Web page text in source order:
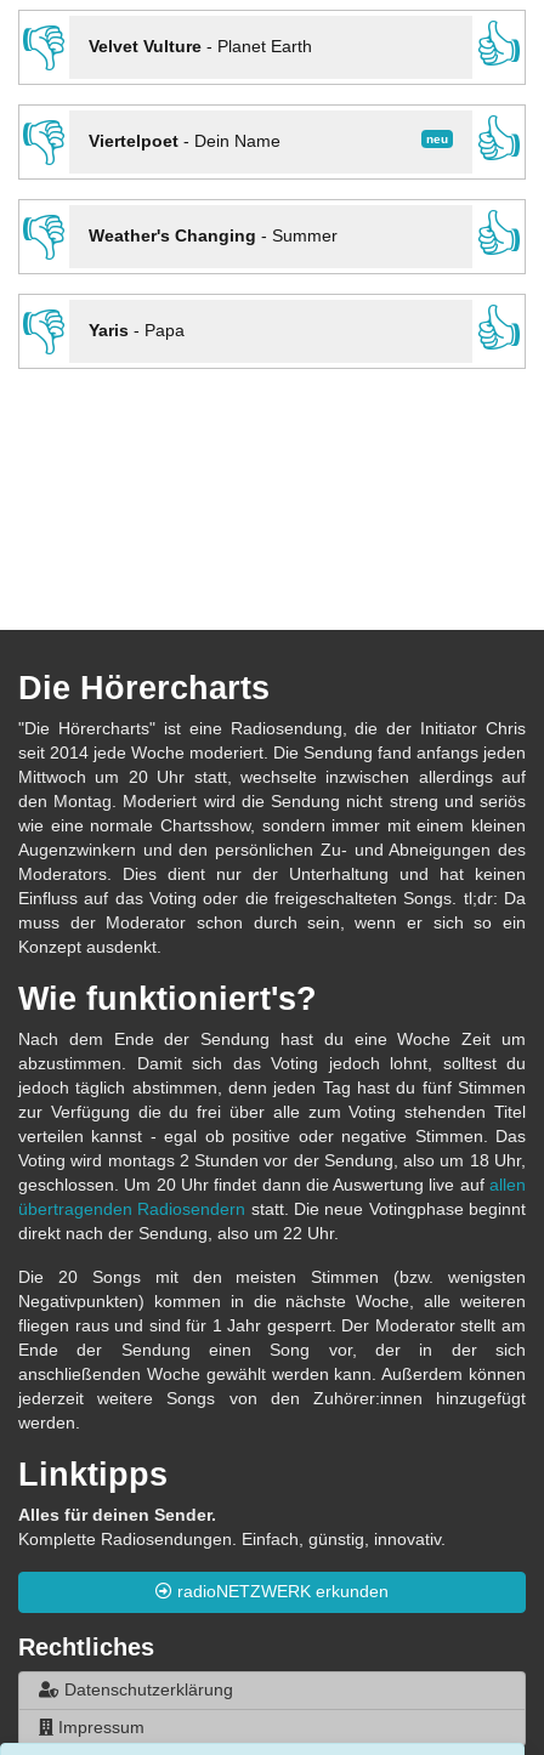
👎
Velvet Vulture- Planet Earth
👍
👎
neu
Viertelpoet- Dein Name
👍
👎
Weather's Changing - Summer
👍
👎
Yaris- Papa 👍
Die Hörercharts
"Die Hörercharts" ist eine Radiosendung, die der Initiator Chris
seit 2014 jede Woche moderiert. Die Sendung fand anfangs jeden
Mittwoch um 20 Uhr statt, wechselte inzwischen allerdings auf
den Montag. Moderiert wird die Sendung nicht streng und seriös
wie eine normale Chartsshow, sondern immer mit einem kleinen
Augenzwinkern und den persönlichen Zu- und Abneigungen des
Moderators. Dies dient nur der Unterhaltung und hat keinen
Einfluss auf das Voting oder die freigeschalteten Songs. tl;dr: Da
muss der Moderator schon durch sein, wenn er sich so ein
Konzept ausdenkt.
Wie funktioniert's?
Nach dem Ende der Sendung hast du eine Woche Zeit um
abzustimmen. Damit sich das Voting jedoch lohnt, solltest du
jedoch täglich abstimmen, denn jeden Tag hast du fünf Stimmen
zur Verfügung die du frei über alle zum Voting stehenden Titel
verteilen kannst - egal ob positive oder negative Stimmen. Das
Voting wird montags 2 Stunden vor der Sendung, also um 18 Uhr,
geschlossen. Um 20 Uhr findet dann die Auswertung live auf allen
übertragenden Radiosendern statt. Die neue Votingphase beginnt
direkt nach der Sendung, also um 22 Uhr.
Die 20 Songs mit den meisten Stimmen (bzw. wenigsten
Negativpunkten) kommen in die nächste Woche, alle weiteren
fliegen raus und sind für 1 Jahr gesperrt. Der Moderator stellt am
Ende der Sendung einen Song vor, der in der sich
anschließenden Woche gewählt werden kann. Außerdem können
jederzeit weitere Songs von den Zuhörer:innen hinzugefügt
werden.
Linktipps
Alles für deinen Sender.
Komplette Radiosendungen. Einfach, günstig, innovativ.
radioNETZWERK erkunden
Rechtliches
Datenschutzerklärung
Impressum